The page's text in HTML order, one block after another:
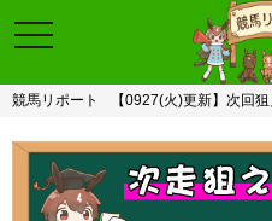
toggle
navigation
競馬リポート 【0927(火)更新】次回狙